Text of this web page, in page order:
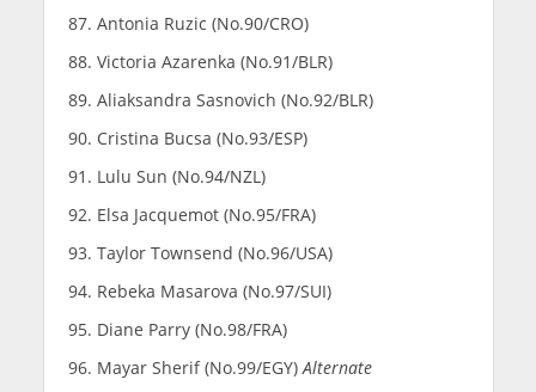
Antonia Ruzic (No.90/CRO)
Victoria Azarenka (No.91/BLR)
Aliaksandra Sasnovich (No.92/BLR)
Cristina Bucsa (No.93/ESP)
Lulu Sun (No.94/NZL)
Elsa Jacquemot (No.95/FRA)
Taylor Townsend (No.96/USA)
Rebeka Masarova (No.97/SUI)
Diane Parry (No.98/FRA)
Mayar Sherif (No.99/EGY) Alternate